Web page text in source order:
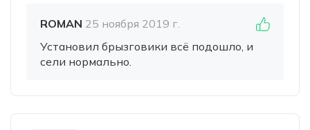
ROMAN 25 ноября 2019 г.
Установил брызговики всё подошло, и
сели нормально.